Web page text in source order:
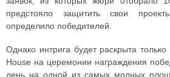
предстояло защитить свои
определило победителей.
Однако интрига будет раскрыта
House на церемонии награждения
день на одной из самых модных